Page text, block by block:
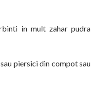
in mult zahar pudra
piersici din compot sau